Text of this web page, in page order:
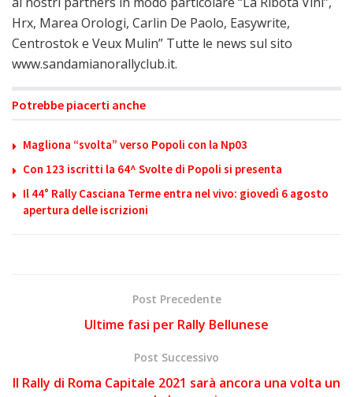
Hrx, Marea Orologi, Carlin De Paolo, Easywrite,
Centrostok e Veux Mulin” Tutte le news sul sito
www.sandamianorallyclub.it.
Potrebbe piacerti anche
Magliona “svolta” verso Popoli con la Np03
Con 123 iscritti la 64^ Svolte di Popoli si presenta
Il 44° Rally Casciana Terme entra nel vivo: giovedì 6 agosto
apertura delle iscrizioni
Post Precedente
Ultime fasi per Rally Bellunese
Post Successivo
Il Rally di Roma Capitale 2021 sarà ancora una volta un